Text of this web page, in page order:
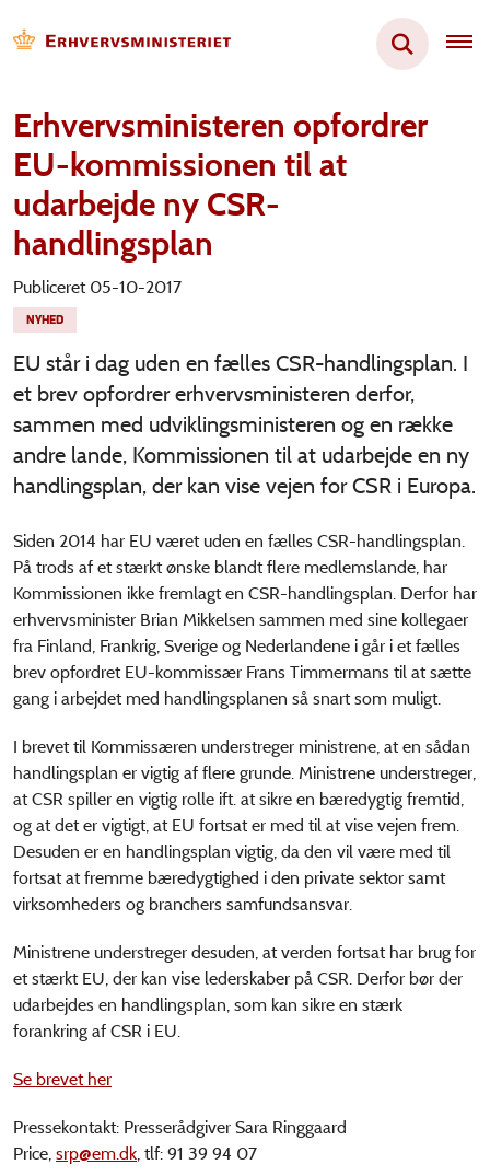
Erhvervsministeren opfordrer
EU-kommissionen til at
udarbejde ny CSR-
handlingsplan
Publiceret 05-10-2017
NYHED
EU står i dag uden en fælles CSR-handlingsplan. I
et brev opfordrer erhvervsministeren derfor,
sammen med udviklingsministeren og en række
andre lande, Kommissionen til at udarbejde en ny
handlingsplan, der kan vise vejen for CSR i Europa.
Siden 2014 har EU været uden en fælles CSR-handlingsplan.
På trods af et stærkt ønske blandt flere medlemslande, har
Kommissionen ikke fremlagt en CSR-handlingsplan. Derfor har
erhvervsminister Brian Mikkelsen sammen med sine kollegaer
fra Finland, Frankrig, Sverige og Nederlandene i går i et fælles
brev opfordret EU-kommissær Frans Timmermans til at sætte
gang i arbejdet med handlingsplanen så snart som muligt.
I brevet til Kommissæren understreger ministrene, at en sådan
handlingsplan er vigtig af flere grunde. Ministrene understreger,
at CSR spiller en vigtig rolle ift. at sikre en bæredygtig fremtid,
og at det er vigtigt, at EU fortsat er med til at vise vejen frem.
Desuden er en handlingsplan vigtig, da den vil være med til
fortsat at fremme bæredygtighed i den private sektor samt
virksomheders og branchers samfundsansvar.
Ministrene understreger desuden, at verden fortsat har brug for
et stærkt EU, der kan vise lederskaber på CSR. Derfor bør der
udarbejdes en handlingsplan, som kan sikre en stærk
forankring af CSR i EU.
Se brevet her
Pressekontakt: Presserådgiver Sara Ringgaard
Price, srp@em.dk, tlf: 91 39 94 07